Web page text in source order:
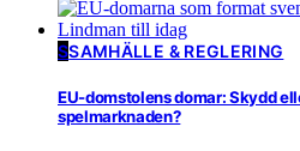
SSAMHÄLLE & REGLERING
EU-domstolens domar: Skydd
spelmarknaden?